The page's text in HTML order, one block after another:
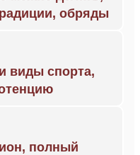
обряды
виды спорта,
полный